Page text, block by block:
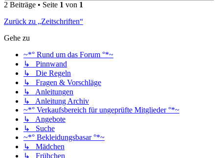
2 Beiträge • Seite 1 von 1
Zurück zu „Zeitschriften“
Gehe zu
~*° Rund um das Forum °*~
↳ Pinnwand
↳ Die Regeln
↳ Fragen & Vorschläge
↳ Anleitungen
↳ Anleitung Archiv
~*° Verkaufsbereich für ungeprüfte Mitglieder °*~
↳ Angebote
↳ Suche
~*° Bekleidungsbasar °*~
↳ Mädchen
↳ Frühchen